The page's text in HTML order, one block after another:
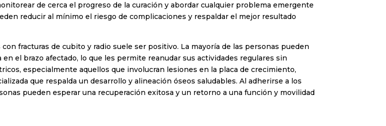
de cerca el progreso de la curación y abordar cualquier problema emergente
reducir al mínimo el riesgo de complicaciones y respaldar el mejor resultado
fracturas de cubito y radio suele ser positivo. La mayoría de las personas pueden
el brazo afectado, lo que les permite reanudar sus actividades regulares sin
especialmente aquellos que involucran lesiones en la placa de crecimiento,
que respalda un desarrollo y alineación óseos saludables. Al adherirse a los
pueden esperar una recuperación exitosa y un retorno a una función y movilidad